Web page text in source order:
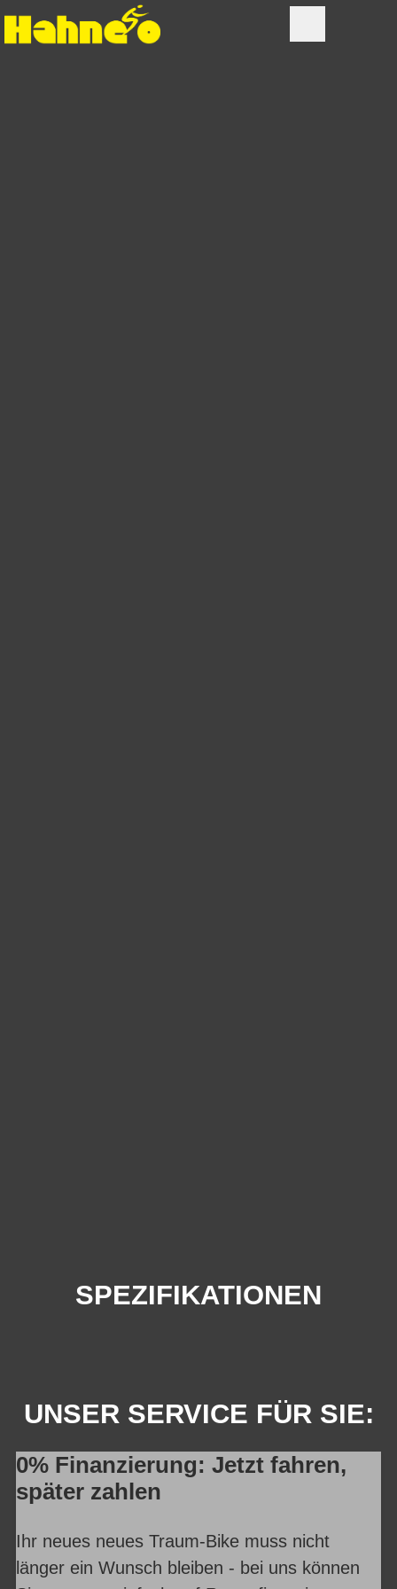
SPEZIFIKATIONEN
UNSER SERVICE FÜR SIE:
0% Finanzierung: Jetzt fahren,
später zahlen
Ihr neues neues Traum-Bike muss nicht
länger ein Wunsch bleiben - bei uns können